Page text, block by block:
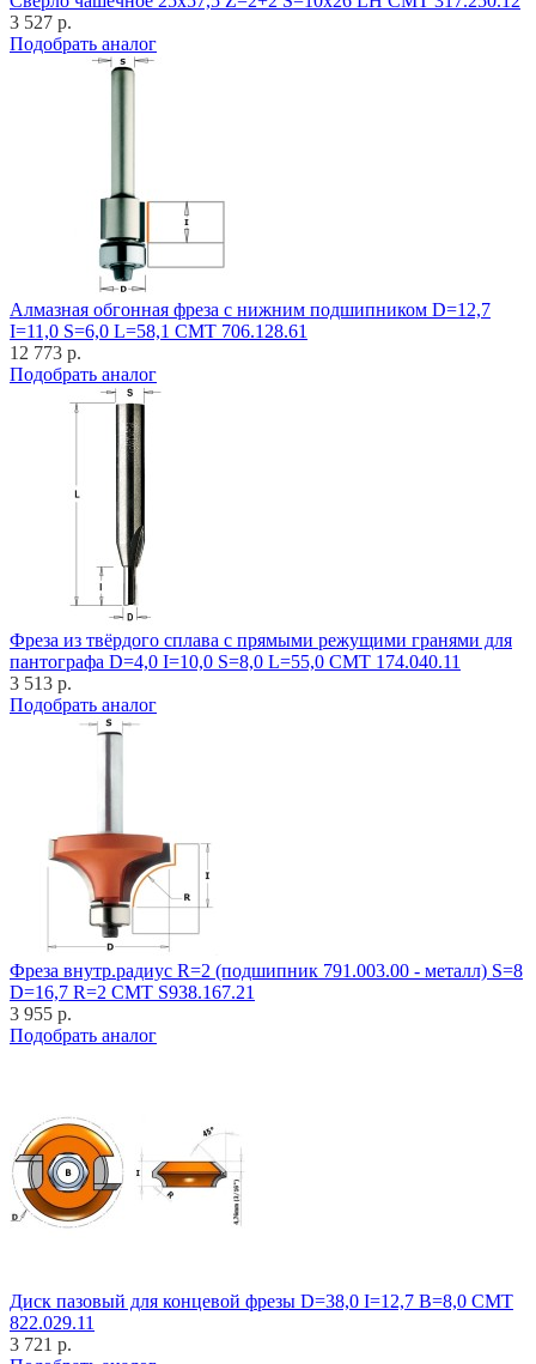
3 527 р.
Подобрать аналог
Алмазная обгонная фреза с нижним подшипником D=12,7
I=11,0 S=6,0 L=58,1 CMT 706.128.61
12 773 р.
Подобрать аналог
Фреза из твёрдого сплава с прямыми режущими гранями для
пантографа D=4,0 I=10,0 S=8,0 L=55,0 CMT 174.040.11
3 513 р.
Подобрать аналог
Фреза внутр.радиус R=2 (подшипник 791.003.00 - металл) S=8
D=16,7 R=2 CMT S938.167.21
3 955 р.
Подобрать аналог
Диск пазовый для концевой фрезы D=38,0 I=12,7 B=8,0 CMT
822.029.11
3 721 р.